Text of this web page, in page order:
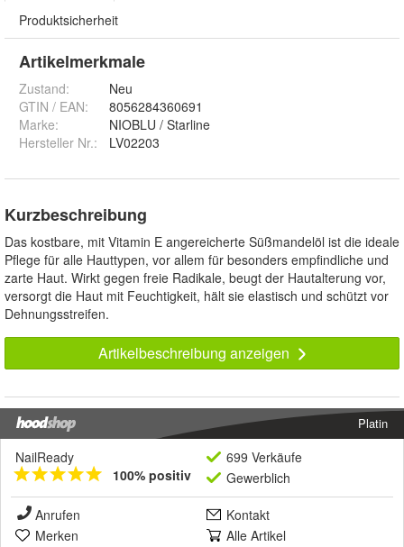
Produktsicherheit
Artikelmerkmale
Zustand:
Neu
GTIN / EAN:
8056284360691
Marke:
NIOBLU / Starline
Hersteller Nr.:
LV02203
Kurzbeschreibung
Das kostbare, mit Vitamin E angereicherte Süßmandelöl ist die ideale
Pflege für alle Hauttypen, vor allem für besonders empfindliche und
zarte Haut. Wirkt gegen freie Radikale, beugt der Hautalterung vor,
versorgt die Haut mit Feuchtigkeit, hält sie elastisch und schützt vor
Dehnungsstreifen.
Artikelbeschreibung anzeigen
Platin
NailReady
100% positiv
699 Verkäufe
Gewerblich
Anrufen
Kontakt
Merken
Alle Artikel